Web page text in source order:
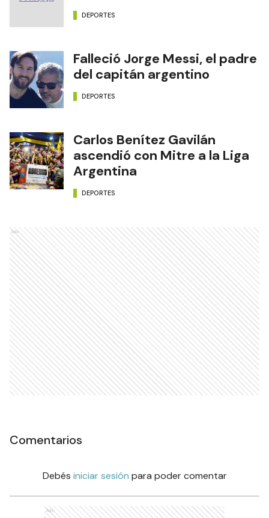
DEPORTES
Falleció Jorge Messi, el padre
del capitán argentino
DEPORTES
Carlos Benítez Gavilán
ascendió con Mitre a la Liga
Argentina
DEPORTES
Ads
Comentarios
Debés iniciar sesión para poder comentar
Ads